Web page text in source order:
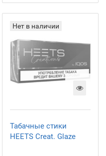
Нет в наличии
Табачные стики
HEETS Creat. Glaze